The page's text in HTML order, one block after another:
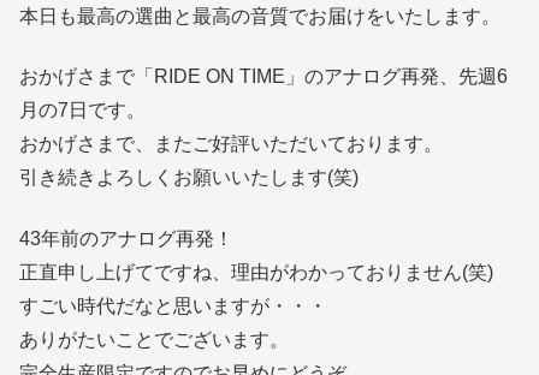
本日も最高の選曲と最高の音質でお届けをいたします。
おかげさまで「RIDE ON TIME」のアナログ再発、先週6
月の7日です。
おかげさまで、またご好評いただいております。
引き続きよろしくお願いいたします(笑)
43年前のアナログ再発！
正直申し上げてですね、理由がわかっておりません(笑)
すごい時代だなと思いますが・・・
ありがたいことでございます。